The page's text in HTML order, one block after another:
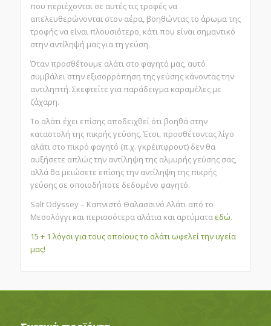
που περιέχονται σε αυτές τις τροφές να
απελευθερώνονται στον αέρα, βοηθώντας το άρωμα της
τροφής να είναι πλουσιότερο, κάτι που είναι σημαντικό
στην αντίληψή μας για τη γεύση.
Όταν προσθέτουμε αλάτι στο φαγητό μας, αυτό
συμβάλει στην εξισορρόπηση της γεύσης κάνοντας την
αντιληπτή. Σκεφτείτε για παράδειγμα καραμέλες με
ζάχαρη.
Το αλάτι έχει επίσης αποδειχθεί ότι βοηθά στην
καταστολή της πικρής γεύσης. Έτσι, προσθέτοντας λίγο
αλάτι στο πικρό φαγητό (π.χ. γκρέιπφρουτ) δεν θα
αυξήσετε απλώς την αντίληψη της αλμυρής γεύσης σας,
αλλά θα μειώσετε επίσης την αντίληψη της πικρής
γεύσης σε οποιοδήποτε δεδομένο φαγητό.
Salt Odyssey – Καπνιστό Θαλασσινό Αλάτι από το
Μεσολόγγι και περισσότερα αλάτια και αρτύματα εδώ.
15 + 1 λόγοι για τους οποίους το αλάτι ωφελεί την υγεία
μας!